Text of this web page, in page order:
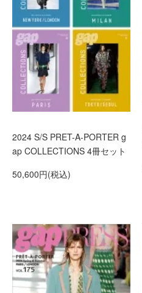
2024 S/S PRET-A-PORTER g
ap COLLECTIONS 4冊セット
50,600円(税込)